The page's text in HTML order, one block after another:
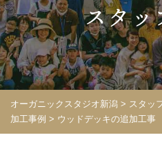
スタッ
オーガニックスタジオ新潟 > スタッ
加工事例 > ウッドデッキの追加工事